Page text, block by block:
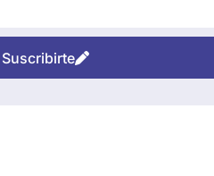
Suscribirte